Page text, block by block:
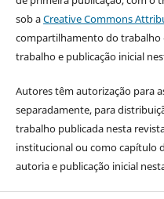
sob aCreative Commons
compartilhamento do
trabalho e publicação inicial
Autores têm autorização para
separadamente, para
trabalho publicada nesta
institucional ou como capítulo
autoria e publicação inicial